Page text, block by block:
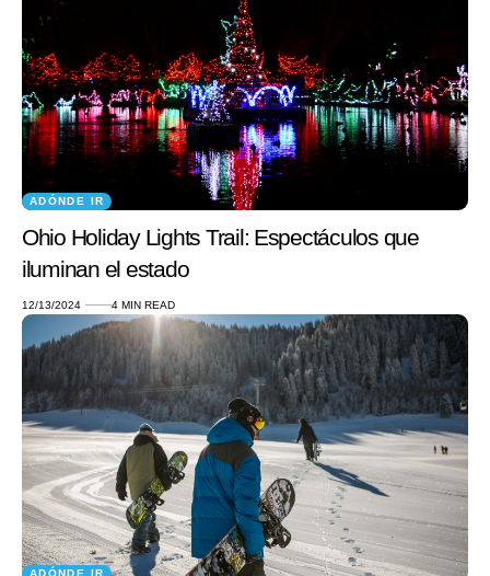
ADÓNDE IR
Ohio Holiday Lights Trail: Espectáculos que
iluminan el estado
12/13/2024 4 MIN READ
ADÓNDE IR